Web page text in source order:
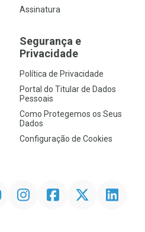
Assinatura
Segurança e
Privacidade
Política de Privacidade
Portal do Titular de Dados
Pessoais
Como Protegemos os Seus
Dados
Configuração de Cookies
InstagramFacebookTwitter Linkedin